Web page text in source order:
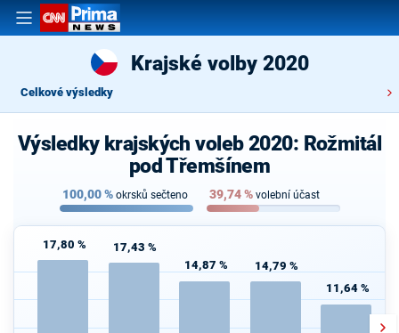
Krajské volby 2020
Celkové výsledky
Výsledky krajských voleb 2020: Rožmitál
pod Třemšínem
100,00% okrsků sečteno 39,74% volební účast
17,80 % 17,43 %
14,87 % 14,79 %
11,64 %